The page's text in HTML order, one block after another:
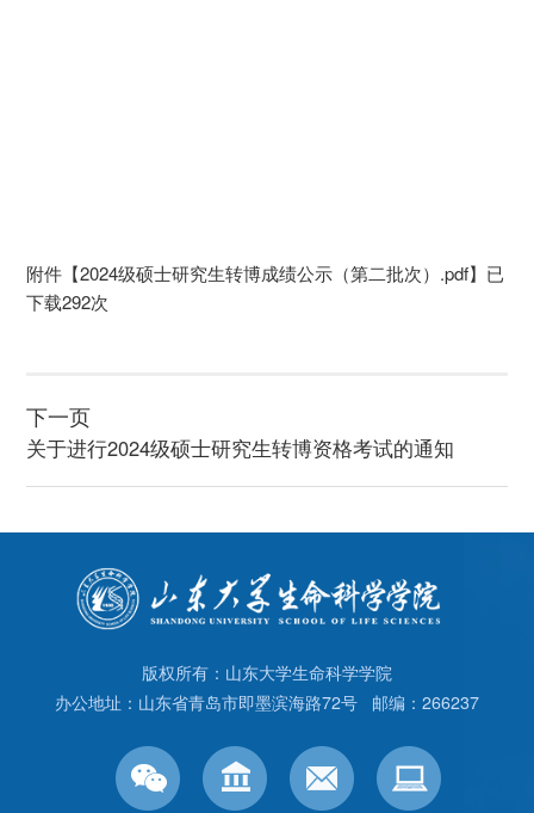
附件【2024级硕士研究生转博成绩公示（第二批次）.pdf】已
下载292次
下一页
关于进行2024级硕士研究生转博资格考试的通知
版权所有：山东大学生命科学学院
办公地址：山东省青岛市即墨滨海路72号 邮编：266237